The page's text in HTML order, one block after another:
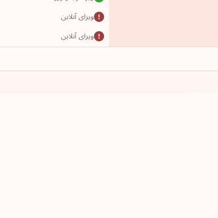
ویزای آنلاین
ویزای آنلاین
ویزای آنلاین